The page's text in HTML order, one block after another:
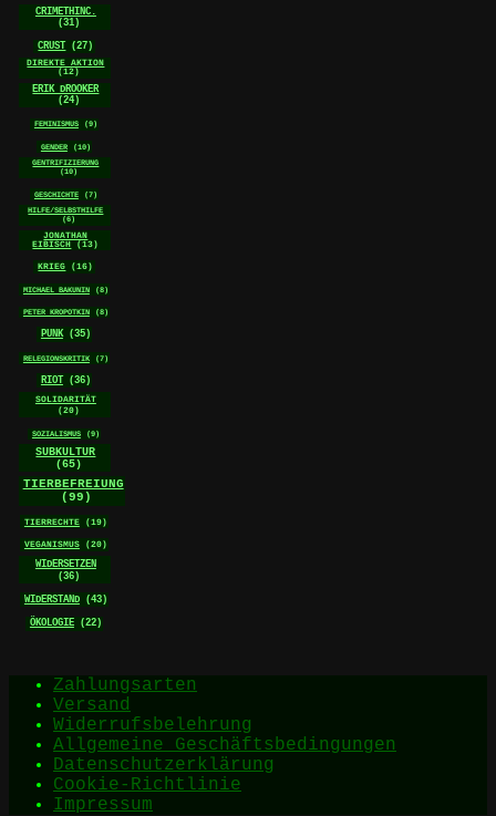
CRIMETHINC.
(31)
CRUST (27)
DIREKTE AKTION
(12)
ERIK DROOKER
(24)
FEMINISMUS (9)
GENDER
(10)
GENTRIFIZIERUNG
(10)
GESCHICHTE
(7)
HILFE/SELBSTHILFE
(6)
JONATHAN
EIBISCH
(13)
KRIEG (16)
MICHAEL BAKUNIN (8)
PETER KROPOTKIN (8)
PUNK (35)
RELEGIONSKRITIK (7)
RIOT (36)
SOLIDARITÄT
(20)
SOZIALISMUS (9)
SUBKULTUR
(65)
TIERBEFREIUNG
(99)
TIERRECHTE (19)
VEGANISMUS (20)
WIDERSETZEN
(36)
WIDERSTAND (43)
ÖKOLOGIE (22)
Zahlungsarten
Versand
Widerrufsbelehrung
Allgemeine Geschäftsbedingungen
Datenschutzerklärung
Cookie-Richtlinie
Impressum